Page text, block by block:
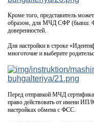
Кроме того, представитель
образом, для МЧД СФР (бывш.
доверенностей.
Для настройки в строке
многоточие и выберите
Перед отправкой МЧД
право действовать от имени ИП/
настройках обмена с ФСС.